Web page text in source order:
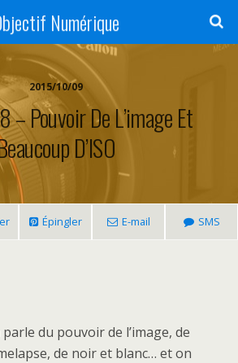
Numérique
2015/10/09
– Pouvoir De L’image Et
D’ISO
Épingler E-mail SMS
du pouvoir de l’image, de
de noir et blanc… et on